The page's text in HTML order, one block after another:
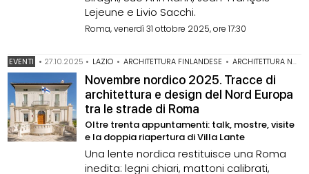
Lejeune e Livio Sacchi.
Roma, venerdì 31 ottobre 2025, ore 17:30
EVENTI • 27.10.2025 • LAZIO • ARCHITETTURA FINLANDESE • ARCHITETTURA NORVEGESE
Novembre nordico 2025. Tracce di
architettura e design del Nord Europa
tra le strade di Roma
Oltre trenta appuntamenti: talk, mostre, visite
e la doppia riapertura di Villa Lante
Una lente nordica restituisce una Roma
inedita: legni chiari, mattoni calibrati,